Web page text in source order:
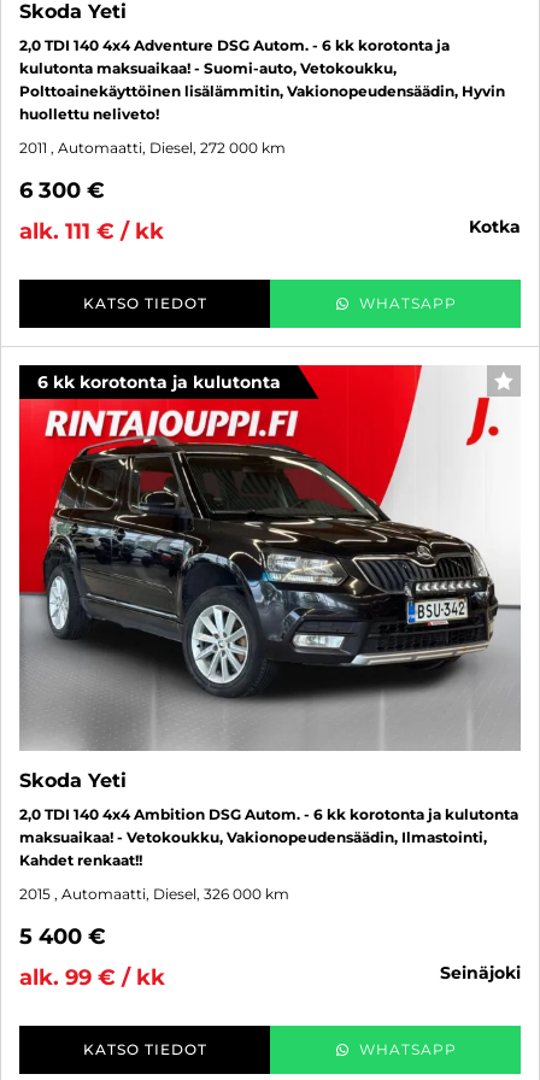
Skoda Yeti
2,0 TDI 140 4x4 Adventure DSG Autom. - 6 kk korotonta ja
kulutonta maksuaikaa! - Suomi-auto, Vetokoukku,
Polttoainekäyttöinen lisälämmitin, Vakionopeudensäädin, Hyvin
huollettu neliveto!
2011 , Automaatti, Diesel, 272 000 km
6 300 €
alk. 111 € / kk
kotka
KATSO TIEDOT WHATSAPP
6 kk korotonta ja kulutonta
Skoda Yeti
2,0 TDI 140 4x4 Ambition DSG Autom. - 6 kk korotonta ja kulutonta
maksuaikaa! - Vetokoukku, Vakionopeudensäädin, Ilmastointi,
Kahdet renkaat!!
2015 , Automaatti, Diesel, 326 000 km
5 400 €
alk. 99 € / kk
seinäjoki
KATSO TIEDOT WHATSAPP